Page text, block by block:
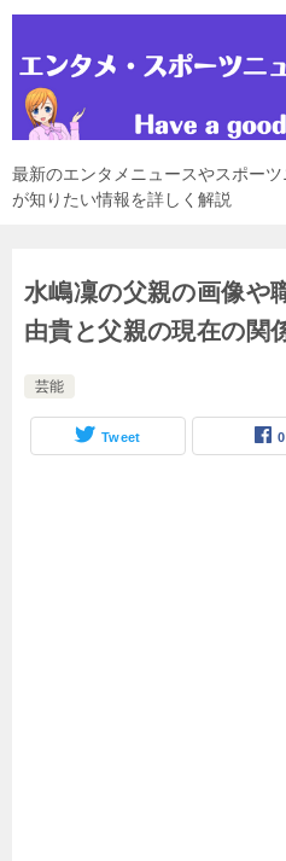
最新のエンタメニュースやスポー
が知りたい情報を詳しく解説
水嶋凜の父親の画像や
由貴と父親の現在の関
芸能
Tweet 0